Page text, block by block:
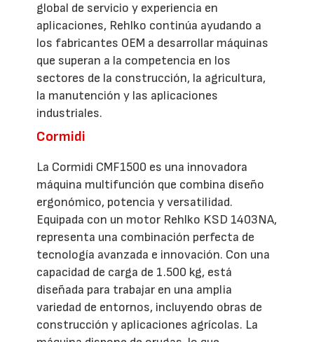
global de servicio y experiencia en
aplicaciones, Rehlko continúa ayudando a
los fabricantes OEM a desarrollar máquinas
que superan a la competencia en los
sectores de la construcción, la agricultura,
la manutención y las aplicaciones
industriales.
Cormidi
La Cormidi CMF1500 es una innovadora
máquina multifunción que combina diseño
ergonómico, potencia y versatilidad.
Equipada con un motor Rehlko KSD 1403NA,
representa una combinación perfecta de
tecnología avanzada e innovación. Con una
capacidad de carga de 1.500 kg, está
diseñada para trabajar en una amplia
variedad de entornos, incluyendo obras de
construcción y aplicaciones agrícolas. La